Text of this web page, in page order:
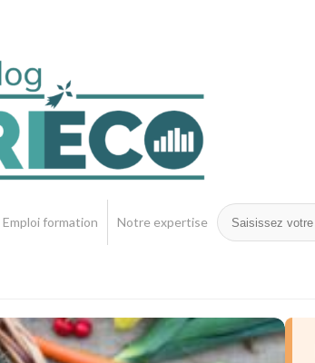
Emploi formation Notre expertise
Rechercher